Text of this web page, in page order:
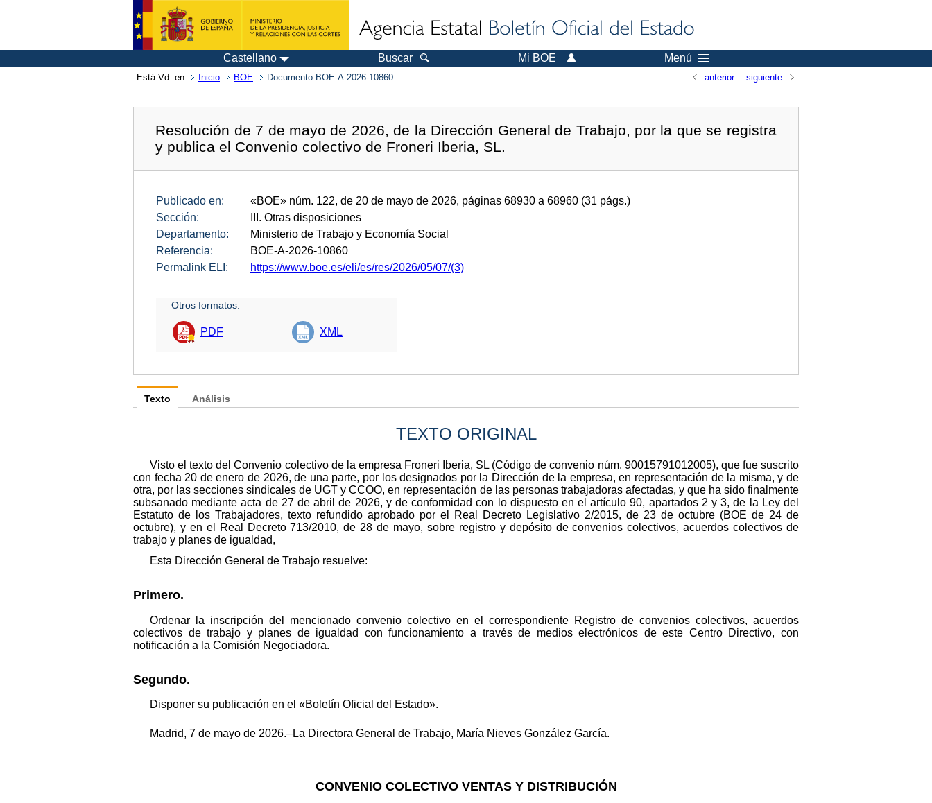
Castellano Buscar Mi BOE Menú
Está Vd. en Inicio BOE Documento BOE-A-2026-10860 anterior siguiente
Resolución de 7 de mayo de 2026, de la Dirección General de Trabajo, por la que se registra
y publica el Convenio colectivo de Froneri Iberia, SL.
Publicado en: «BOE» núm. 122, de 20 de mayo de 2026, páginas 68930 a 68960 (31 págs.)
Sección:
III. Otras disposiciones
Departamento:
Ministerio de Trabajo y Economía Social
Referencia:
BOE-A-2026-10860
Permalink ELI:
https://www.boe.es/eli/es/res/2026/05/07/(3)
Otros formatos:
PDF XML
Texto
TEXTO ORIGINAL
Visto el texto del Convenio colectivo de la empresa Froneri Iberia, SL (Código de convenio núm. 90015791012005), que fue suscrito
con fecha 20 de enero de 2026, de una parte, por los designados por la Dirección de la empresa, en representación de la misma, y de
otra, por las secciones sindicales de UGT y CCOO, en representación de las personas trabajadoras afectadas, y que ha sido finalmente
subsanado mediante acta de 27 de abril de 2026, y de conformidad con lo dispuesto en el artículo 90, apartados 2 y 3, de la Ley del
Estatuto de los Trabajadores, texto refundido aprobado por el Real Decreto Legislativo 2/2015, de 23 de octubre (BOE de 24 de
octubre), y en el Real Decreto 713/2010, de 28 de mayo, sobre registro y depósito de convenios colectivos, acuerdos colectivos de
trabajo y planes de igualdad,
Esta Dirección General de Trabajo resuelve:
Primero.
Ordenar la inscripción del mencionado convenio colectivo en el correspondiente Registro de convenios colectivos, acuerdos
colectivos de trabajo y planes de igualdad con funcionamiento a través de medios electrónicos de este Centro Directivo, con
notificación a la Comisión Negociadora.
Segundo.
Disponer su publicación en el «Boletín Oficial del Estado».
Madrid, 7 de mayo de 2026.–La Directora General de Trabajo, María Nieves González García.
CONVENIO COLECTIVO VENTAS Y DISTRIBUCIÓN
Análisis